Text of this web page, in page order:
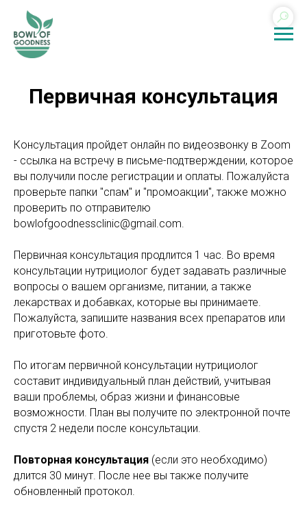
Первичная консультация
Консультация пройдет онлайн по видеозвонку в Zoom
- ссылка на встречу в письме-подтверждении, которое
вы получили после регистрации и оплаты. Пожалуйста
проверьте папки "спам" и "промоакции", также можно
проверить по отправителю
bowlofgoodnessclinic@gmail.com.
Первичная консультация продлится 1 час. Во время
консультации нутрициолог будет задавать различные
вопросы о вашем организме, питании, а также
лекарствах и добавках, которые вы принимаете.
Пожалуйста, запишите названия всех препаратов или
приготовьте фото.
По итогам первичной консультации нутрициолог
составит индивидуальный план действий, учитывая
ваши проблемы, образ жизни и финансовые
возможности. План вы получите по электронной почте
спустя 2 недели после консультации.
Повторная консультация (если это необходимо)
длится 30 минут. После нее вы также получите
обновленный протокол.